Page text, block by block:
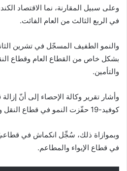
في الربع الثالث من العام الفائت.
والنمو الطفيف المسجّل في تشرين
بشكل خاص من القطاع العام وقطاع
والتأمين.
وأشار تقرير وكالة الإحصاء إلى أنّ
كوفيد-19 حفّزت النمو في قطاع النقل والتخزين.
وبموازاة ذلك، سُجِّل انكماش في قطاعيْ
في قطاع الإيواء والمطاعم.